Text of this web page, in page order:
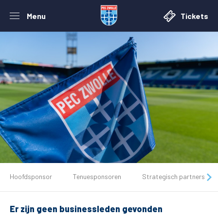
Menu Tickets
Tickets
Matchdays
Hoofdsponsor Tenuesponsoren Strategisch partners
Er zijn geen businessleden gevonden